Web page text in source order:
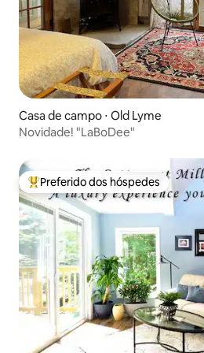
Casa de campo ⋅ Old Lyme
Novidade! "LaBoDee"
Entre os melhores preferidos dos
Preferido dos hóspedes